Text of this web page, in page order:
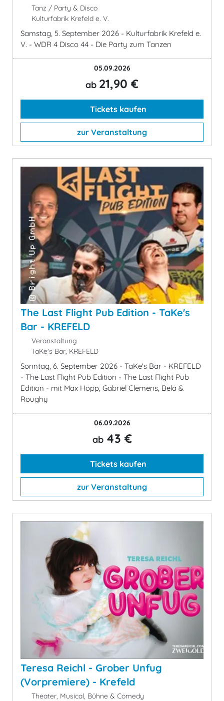
Tanz / Party & Disco
Kulturfabrik Krefeld e. V.
Samstag, 5. September 2026 - Kulturfabrik Krefeld e.
V. - WDR 4 Disco 44 - Die Party zum Tanzen
05.09.2026
ab 21,90 €
Tickets kaufen
zur Veranstaltung
The Last Flight Pub Edition - TaKe's
Bar - KREFELD
Veranstaltung
TaKe's Bar, KREFELD
Sonntag, 6. September 2026 - TaKe's Bar - KREFELD
- The Last Flight Pub Edition - The Last Flight Pub
Edition - mit Max Hopp, Gabriel Clemens, Bela &
Roughy
06.09.2026
ab 43 €
Tickets kaufen
zur Veranstaltung
Teresa Reichl - Grober Unfug
(Vorpremiere) - Krefeld
Theater, Musical, Bühne & Comedy